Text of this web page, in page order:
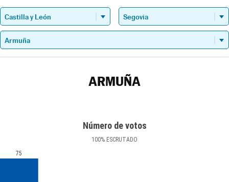
ARMUÑA
Número de votos
100% ESCRUTADO
75